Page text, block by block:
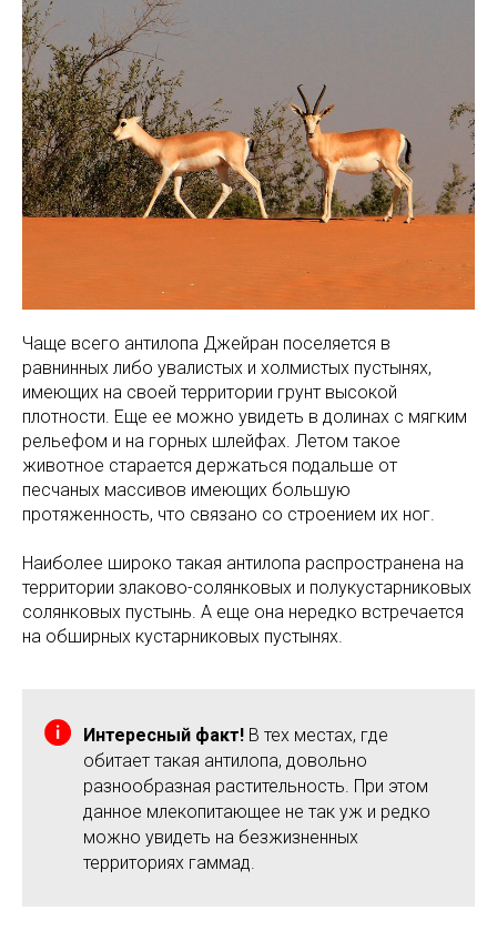
Чаще всего антилопа Джейран поселяется в
равнинных либо увалистых и холмистых пустынях,
имеющих на своей территории грунт высокой
плотности. Еще ее можно увидеть в долинах с мягким
рельефом и на горных шлейфах. Летом такое
животное старается держаться подальше от
песчаных массивов имеющих большую
протяженность, что связано со строением их ног.
Наиболее широко такая антилопа распространена на
территории злаково-солянковых и полукустарниковых
солянковых пустынь. А еще она нередко встречается
на обширных кустарниковых пустынях.
Интересный факт! В тех местах, где
обитает такая антилопа, довольно
разнообразная растительность. При этом
данное млекопитающее не так уж и редко
можно увидеть на безжизненных
территориях гаммад.